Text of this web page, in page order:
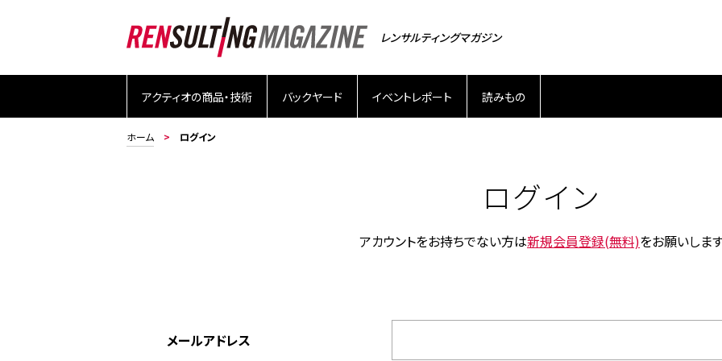
レンサルティングマガジン
アクティオの商品・技術 バックヤード イベントレポート 読みもの
ホーム ログイン
ログイン
アカウントをお持ちでない方は新規会員登録(無料)をお願いしま
メールアドレス